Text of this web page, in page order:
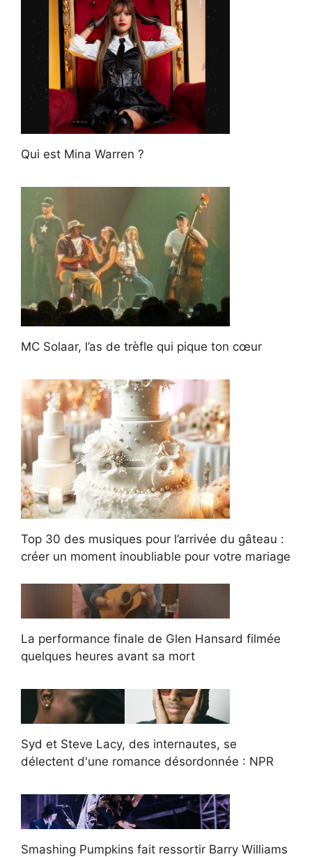
Qui est Mina Warren ?
MC Solaar, l’as de trèfle qui pique ton cœur
Top 30 des musiques pour l’arrivée du gâteau :
créer un moment inoubliable pour votre mariage
La performance finale de Glen Hansard filmée
quelques heures avant sa mort
Syd et Steve Lacy, des internautes, se
délectent d'une romance désordonnée : NPR
Smashing Pumpkins fait ressortir Barry Williams